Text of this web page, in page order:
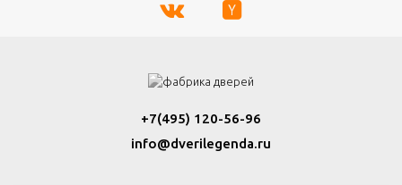
+7(495) 120-56-96
info@dverilegenda.ru